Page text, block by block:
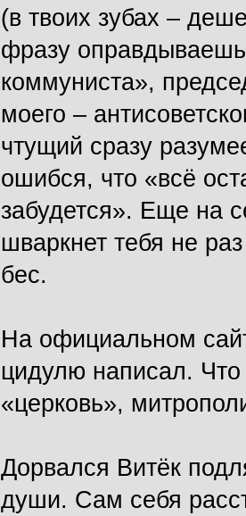
(в твоих зубах –
фразу оправдываешь
коммуниста»,
моего –
чтущий сразу
ошибся, что «всё
забудется». Еще на
шваркнет тебя не
бес.
На официальном
цидулю написал. Что
«церковь»,
Дорвался Витёк
души. Сам себя